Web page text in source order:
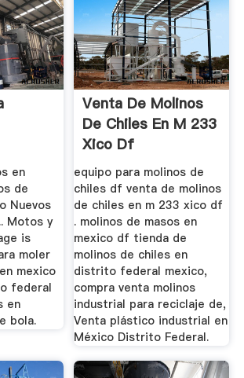
en
de
Nuevos
Motos y
is
moler
mexico
federal
en
bola.
Venta De Molinos
De Chiles En M 233
Xico Df
equipo para molinos de
chiles df venta de molinos
de chiles en m 233 xico df
. molinos de masos en
mexico df tienda de
molinos de chiles en
distrito federal mexico,
compra venta molinos
industrial para reciclaje de,
Venta plástico industrial en
México Distrito Federal.